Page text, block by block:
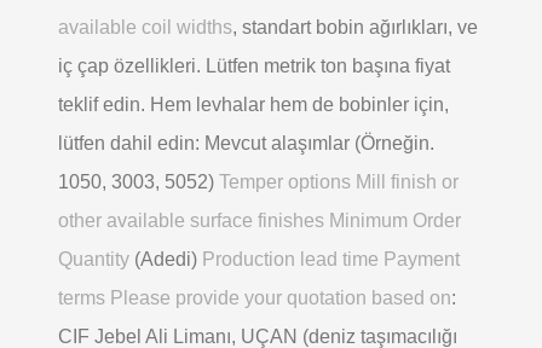
available coil widths, standart bobin ağırlıkları, ve
iç çap özellikleri. Lütfen metrik ton başına fiyat
teklif edin. Hem levhalar hem de bobinler için,
lütfen dahil edin: Mevcut alaşımlar (Örneğin.
1050, 3003, 5052) Temper options Mill finish or
other available surface finishes Minimum Order
Quantity (Adedi) Production lead time Payment
terms Please provide your quotation based on:
CIF Jebel Ali Limanı, UÇAN (deniz taşımacılığı